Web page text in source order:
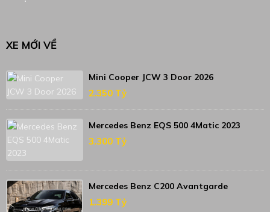
XE MỚI VỀ
Mini Cooper JCW 3 Door 2026
2.350 Tỷ
Mercedes Benz EQS 500 4Matic 2023
3.300 Tỷ
Mercedes Benz C200 Avantgarde
1.399 Tỷ